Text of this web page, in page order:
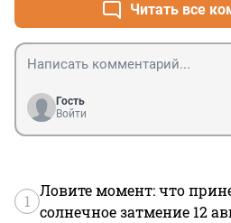
Читать все
Гость
Войти
1
Ловите момент: что
солнечное затмение 12